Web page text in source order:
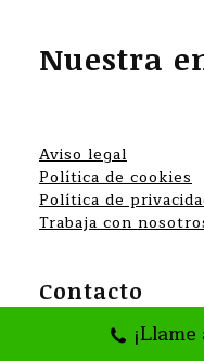
Nuestra
Aviso legal
Política de cookies
Política de
Trabaja con
Contacto
Formulario de